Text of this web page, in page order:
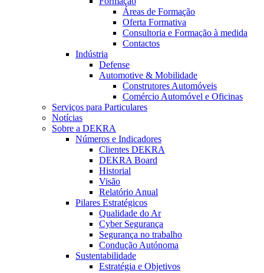
Áreas de Formação
Oferta Formativa
Consultoria e Formação à medida
Contactos
Indústria
Defense
Automotive & Mobilidade
Construtores Automóveis
Comércio Automóvel e Oficinas
Serviços para Particulares
Notícias
Sobre a DEKRA
Números e Indicadores
Clientes DEKRA
DEKRA Board
Historial
Visão
Relatório Anual
Pilares Estratégicos
Qualidade do Ar
Cyber Segurança
Segurança no trabalho
Condução Autónoma
Sustentabilidade
Estratégia e Objetivos